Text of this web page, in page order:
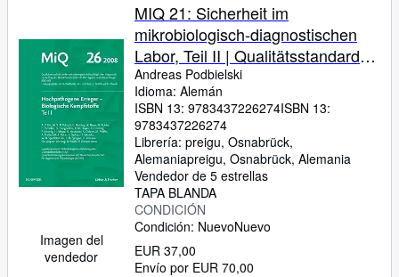
Imagen del
vendedor
MIQ 21: Sicherheit im
mikrobiologisch-diagnostischen
Labor, Teil II | Qualitätsstandards
in der mikrobiologisch-
infektiologischen Diagnostik
Andreas Podbielski
Idioma: Alemán
ISBN 13: 9783437226274ISBN 13:
9783437226274
Librería: preigu, Osnabrück,
Alemaniapreigu, Osnabrück, Alemania
Vendedor de 5 estrellas
TAPA BLANDA
CONDICIÓN
Condición: NuevoNuevo
EUR 37,00
Envío por EUR 70,00